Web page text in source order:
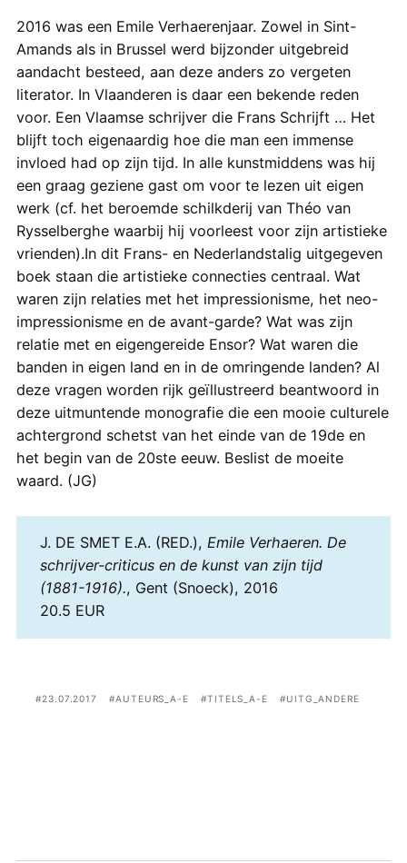
2016 was een Emile Verhaerenjaar. Zowel in Sint-
Amands als in Brussel werd bijzonder uitgebreid
aandacht besteed, aan deze anders zo vergeten
literator. In Vlaanderen is daar een bekende reden
voor. Een Vlaamse schrijver die Frans Schrijft … Het
blijft toch eigenaardig hoe die man een immense
invloed had op zijn tijd. In alle kunstmiddens was hij
een graag geziene gast om voor te lezen uit eigen
werk (cf. het beroemde schilkderij van Théo van
Rysselberghe waarbij hij voorleest voor zijn artistieke
vrienden).In dit Frans- en Nederlandstalig uitgegeven
boek staan die artistieke connecties centraal. Wat
waren zijn relaties met het impressionisme, het neo-
impressionisme en de avant-garde? Wat was zijn
relatie met en eigengereide Ensor? Wat waren die
banden in eigen land en in de omringende landen? Al
deze vragen worden rijk geïllustreerd beantwoord in
deze uitmuntende monografie die een mooie culturele
achtergrond schetst van het einde van de 19de en
het begin van de 20ste eeuw. Beslist de moeite
waard. (JG)
J. DE SMET E.A. (RED.), Emile Verhaeren. De
schrijver-criticus en de kunst van zijn tijd
(1881-1916)., Gent (Snoeck), 2016
20.5 EUR
23.07.2017 AUTEURS_A-E TITELS_A-E UITG_ANDERE